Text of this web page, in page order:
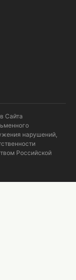
Сайта
нарушений,
Российской